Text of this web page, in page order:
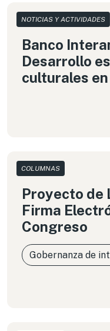
NOTICIAS Y ACTIVIDADES
Banco
Desarrollo
culturales
COLUMNAS
Proyecto de
Firma
Congreso
Gobernanza de